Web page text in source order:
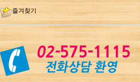
즐겨찾기